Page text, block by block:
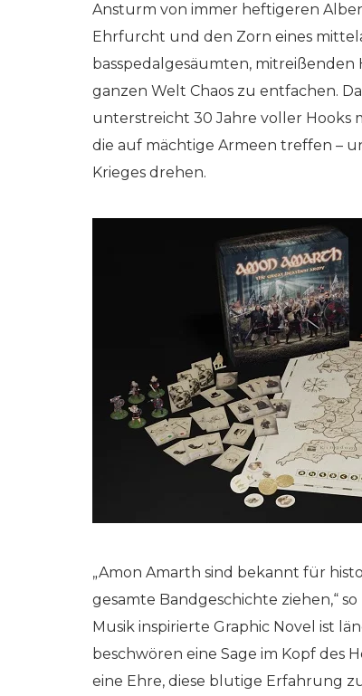
Ansturm von immer heftigeren
Ehrfurcht und den Zorn eines
basspedalgesäumten, mitreißenden
ganzen Welt Chaos zu entfachen.
unterstreicht 30 Jahre voller Hooks
die auf mächtige Armeen treffen –
Krieges drehen.
„Amon Amarth sind bekannt für
gesamte Bandgeschichte ziehen,“
Musik inspirierte Graphic Novel ist
beschwören eine Sage im Kopf des
eine Ehre, diese blutige Erfahrung